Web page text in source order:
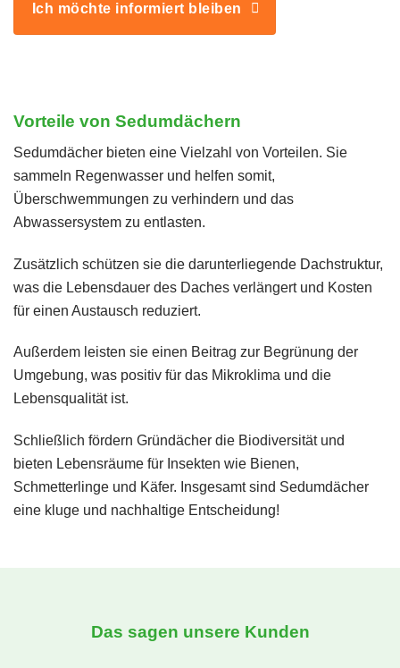
Ich möchte informiert bleiben
Vorteile von Sedumdächern
Sedumdächer bieten eine Vielzahl von Vorteilen. Sie
sammeln Regenwasser und helfen somit,
Überschwemmungen zu verhindern und das
Abwassersystem zu entlasten.
Zusätzlich schützen sie die darunterliegende Dachstruktur,
was die Lebensdauer des Daches verlängert und Kosten
für einen Austausch reduziert.
Außerdem leisten sie einen Beitrag zur Begrünung der
Umgebung, was positiv für das Mikroklima und die
Lebensqualität ist.
Schließlich fördern Gründächer die Biodiversität und
bieten Lebensräume für Insekten wie Bienen,
Schmetterlinge und Käfer. Insgesamt sind Sedumdächer
eine kluge und nachhaltige Entscheidung!
Das sagen unsere Kunden